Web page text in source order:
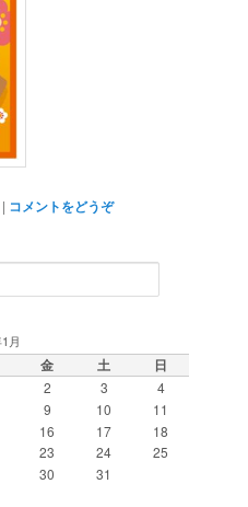
| コメントをどうぞ
月
金 土
日
2 3
4
9 10
11
16 17 18
23 24
25
30 31